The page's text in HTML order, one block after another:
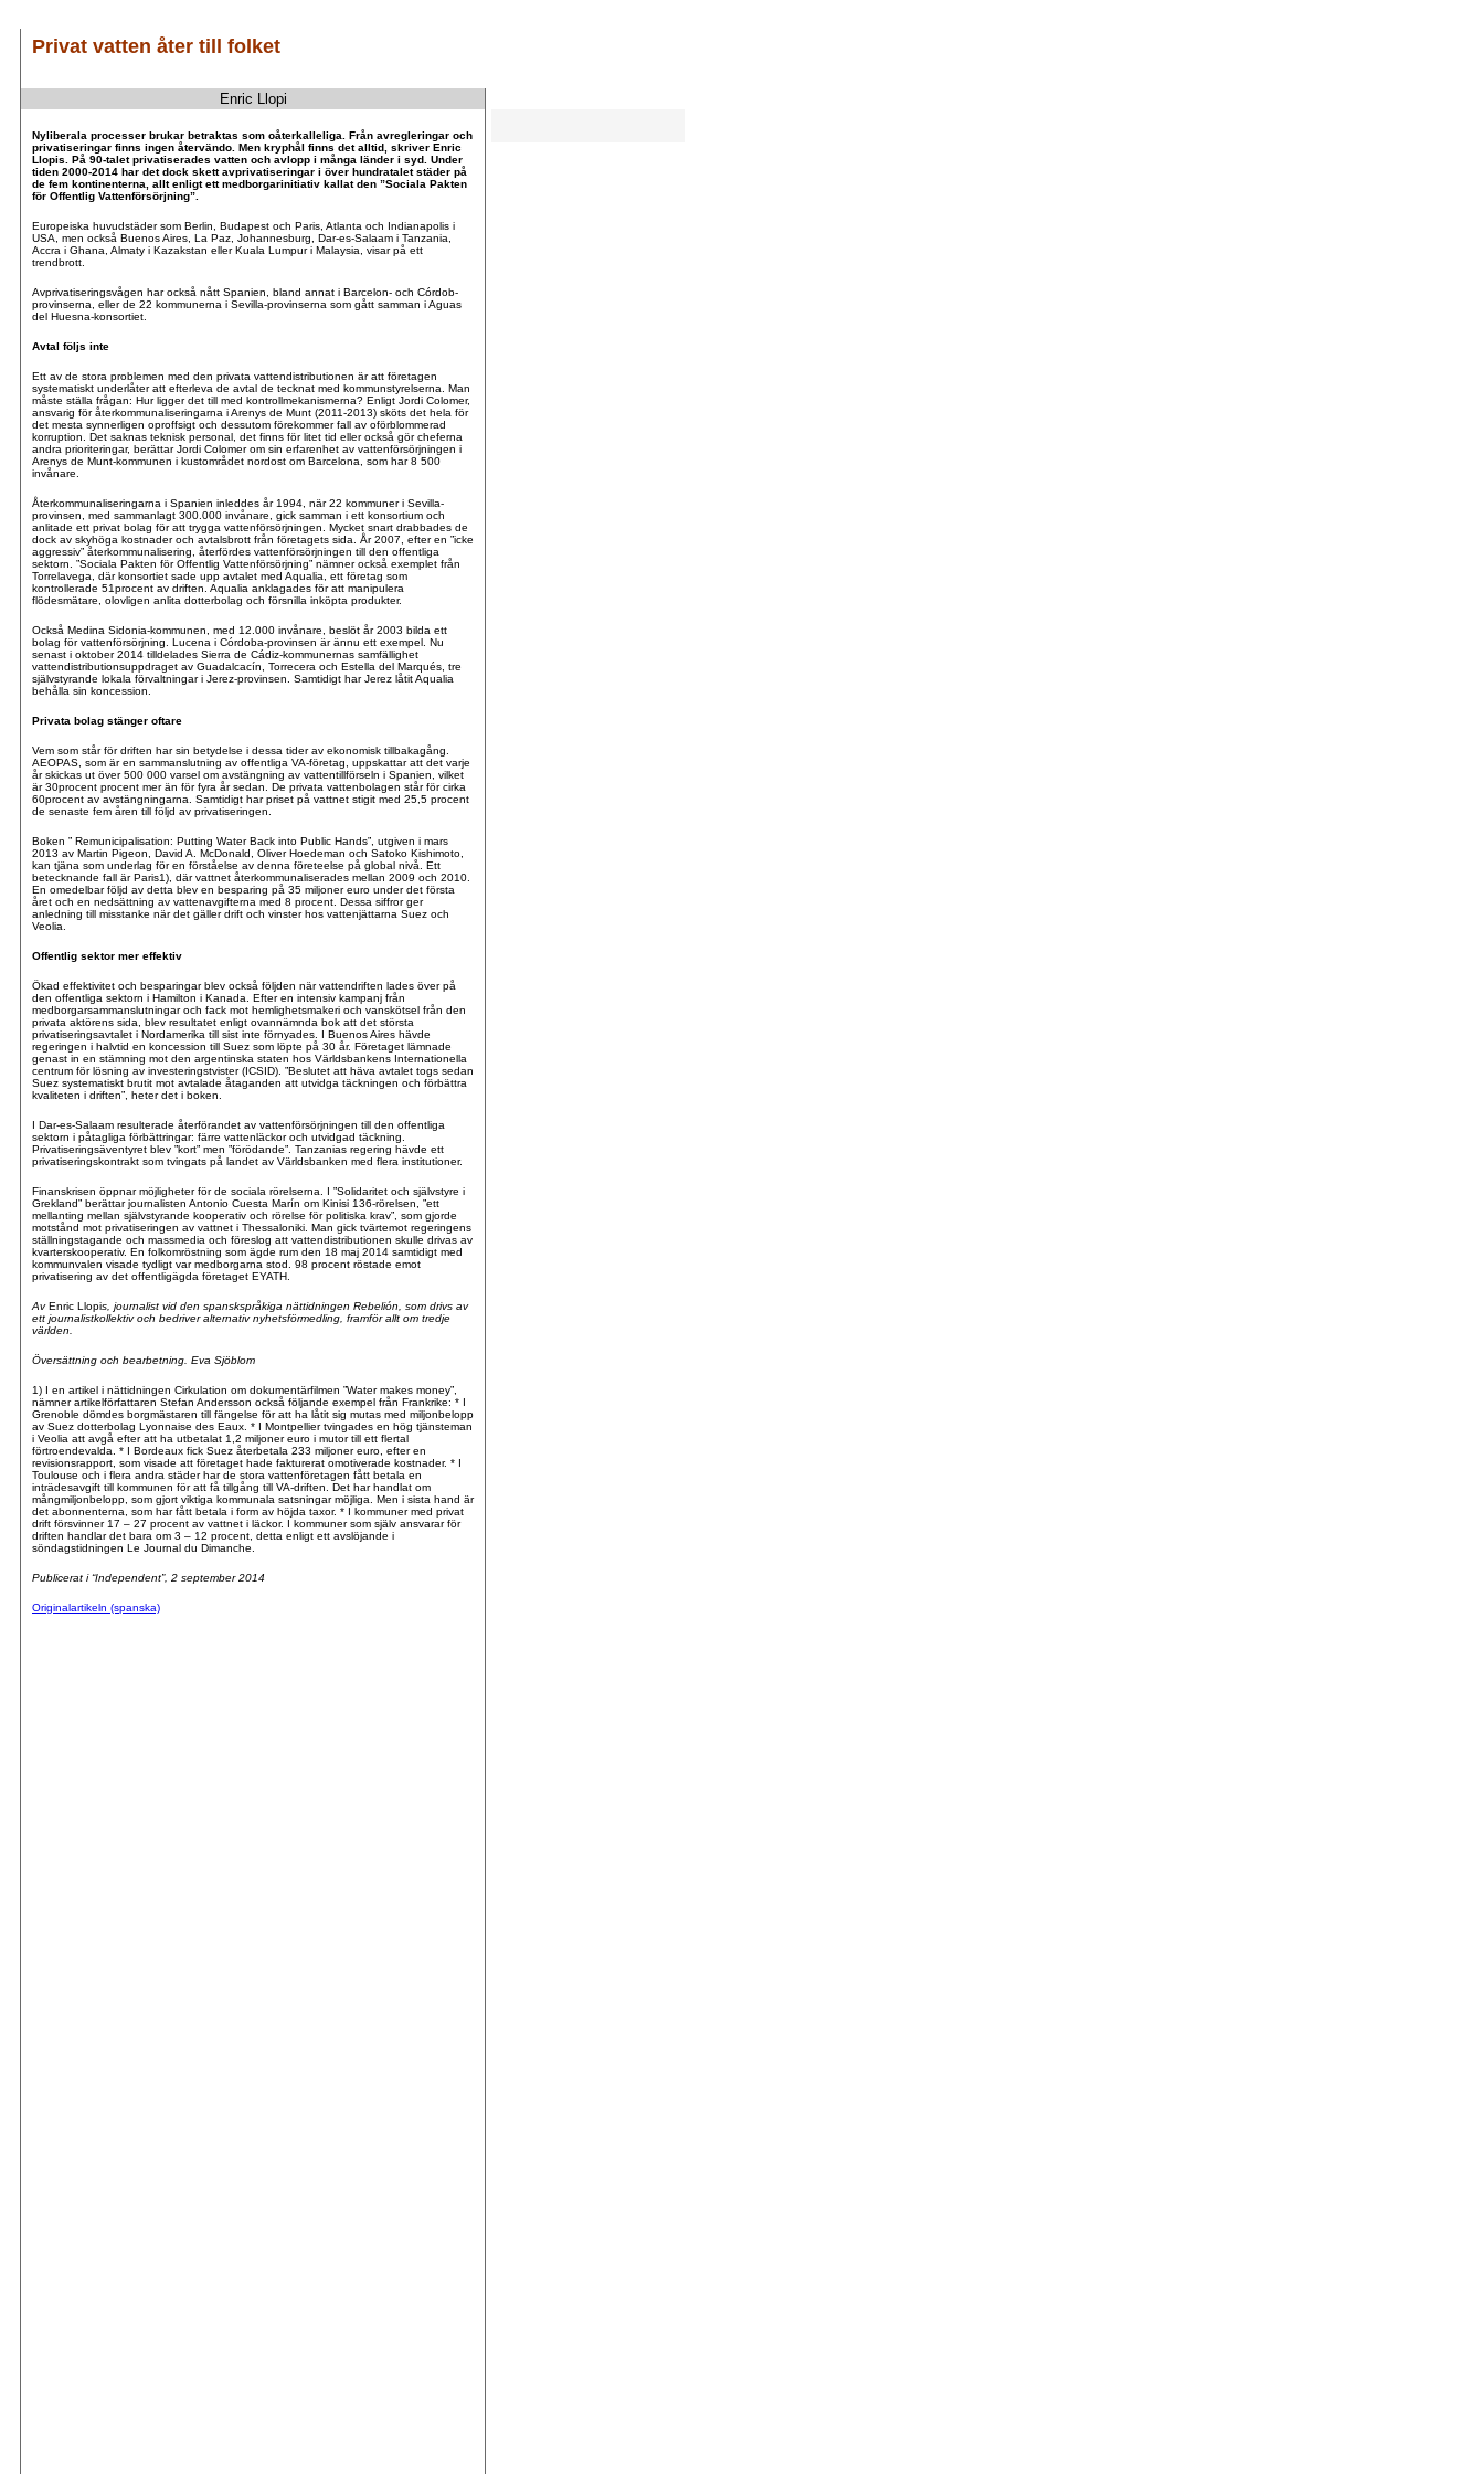
Privat vatten åter till folket
Enric Llopi
Nyliberala processer brukar betraktas som oåterkalleliga. Från avregleringar och
privatiseringar finns ingen återvändo. Men kryphål finns det alltid, skriver Enric
Llopis. På 90-talet privatiserades vatten och avlopp i många länder i syd. Under
tiden 2000-2014 har det dock skett avprivatiseringar i över hundratalet städer på
de fem kontinenterna, allt enligt ett medborgarinitiativ kallat den ”Sociala Pakten
för Offentlig Vattenförsörjning”.
Europeiska huvudstäder som Berlin, Budapest och Paris, Atlanta och Indianapolis i
USA, men också Buenos Aires, La Paz, Johannesburg, Dar-es-Salaam i Tanzania,
Accra i Ghana, Almaty i Kazakstan eller Kuala Lumpur i Malaysia, visar på ett
trendbrott.
Avprivatiseringsvågen har också nått Spanien, bland annat i Barcelon- och Córdob-
provinserna, eller de 22 kommunerna i Sevilla-provinserna som gått samman i Aguas
del Huesna-konsortiet.
Avtal följs inte
Ett av de stora problemen med den privata vattendistributionen är att företagen
systematiskt underlåter att efterleva de avtal de tecknat med kommunstyrelserna. Man
måste ställa frågan: Hur ligger det till med kontrollmekanismerna? Enligt Jordi Colomer,
ansvarig för återkommunaliseringarna i Arenys de Munt (2011-2013) sköts det hela för
det mesta synnerligen oproffsigt och dessutom förekommer fall av oförblommerad
korruption. Det saknas teknisk personal, det finns för litet tid eller också gör cheferna
andra prioriteringar, berättar Jordi Colomer om sin erfarenhet av vattenförsörjningen i
Arenys de Munt-kommunen i kustområdet nordost om Barcelona, som har 8 500
invånare.
Återkommunaliseringarna i Spanien inleddes år 1994, när 22 kommuner i Sevilla-
provinsen, med sammanlagt 300.000 invånare, gick samman i ett konsortium och
anlitade ett privat bolag för att trygga vattenförsörjningen. Mycket snart drabbades de
dock av skyhöga kostnader och avtalsbrott från företagets sida. År 2007, efter en ”icke
aggressiv” återkommunalisering, återfördes vattenförsörjningen till den offentliga
sektorn. ”Sociala Pakten för Offentlig Vattenförsörjning” nämner också exemplet från
Torrelavega, där konsortiet sade upp avtalet med Aqualia, ett företag som
kontrollerade 51procent av driften. Aqualia anklagades för att manipulera
flödesmätare, olovligen anlita dotterbolag och försnilla inköpta produkter.
Också Medina Sidonia-kommunen, med 12.000 invånare, beslöt år 2003 bilda ett
bolag för vattenförsörjning. Lucena i Córdoba-provinsen är ännu ett exempel. Nu
senast i oktober 2014 tilldelades Sierra de Cádiz-kommunernas samfällighet
vattendistributionsuppdraget av Guadalcacín, Torrecera och Estella del Marqués, tre
självstyrande lokala förvaltningar i Jerez-provinsen. Samtidigt har Jerez låtit Aqualia
behålla sin koncession.
Privata bolag stänger oftare
Vem som står för driften har sin betydelse i dessa tider av ekonomisk tillbakagång.
AEOPAS, som är en sammanslutning av offentliga VA-företag, uppskattar att det varje
år skickas ut över 500 000 varsel om avstängning av vattentillförseln i Spanien, vilket
är 30procent procent mer än för fyra år sedan. De privata vattenbolagen står för cirka
60procent av avstängningarna. Samtidigt har priset på vattnet stigit med 25,5 procent
de senaste fem åren till följd av privatiseringen.
Boken ” Remunicipalisation: Putting Water Back into Public Hands”, utgiven i mars
2013 av Martin Pigeon, David A. McDonald, Oliver Hoedeman och Satoko Kishimoto,
kan tjäna som underlag för en förståelse av denna företeelse på global nivå. Ett
betecknande fall är Paris1), där vattnet återkommunaliserades mellan 2009 och 2010.
En omedelbar följd av detta blev en besparing på 35 miljoner euro under det första
året och en nedsättning av vattenavgifterna med 8 procent. Dessa siffror ger
anledning till misstanke när det gäller drift och vinster hos vattenjättarna Suez och
Veolia.
Offentlig sektor mer effektiv
Ökad effektivitet och besparingar blev också följden när vattendriften lades över på
den offentliga sektorn i Hamilton i Kanada. Efter en intensiv kampanj från
medborgarsammanslutningar och fack mot hemlighetsmakeri och vanskötsel från den
privata aktörens sida, blev resultatet enligt ovannämnda bok att det största
privatiseringsavtalet i Nordamerika till sist inte förnyades. I Buenos Aires hävde
regeringen i halvtid en koncession till Suez som löpte på 30 år. Företaget lämnade
genast in en stämning mot den argentinska staten hos Världsbankens Internationella
centrum för lösning av investeringstvister (ICSID). ”Beslutet att häva avtalet togs sedan
Suez systematiskt brutit mot avtalade åtaganden att utvidga täckningen och förbättra
kvaliteten i driften”, heter det i boken.
I Dar-es-Salaam resulterade återförandet av vattenförsörjningen till den offentliga
sektorn i påtagliga förbättringar: färre vattenläckor och utvidgad täckning.
Privatiseringsäventyret blev ”kort” men ”förödande”. Tanzanias regering hävde ett
privatiseringskontrakt som tvingats på landet av Världsbanken med flera institutioner.
Finanskrisen öppnar möjligheter för de sociala rörelserna. I ”Solidaritet och självstyre i
Grekland” berättar journalisten Antonio Cuesta Marín om Kinisi 136-rörelsen, ”ett
mellanting mellan självstyrande kooperativ och rörelse för politiska krav”, som gjorde
motstånd mot privatiseringen av vattnet i Thessaloniki. Man gick tvärtemot regeringens
ställningstagande och massmedia och föreslog att vattendistributionen skulle drivas av
kvarterskooperativ. En folkomröstning som ägde rum den 18 maj 2014 samtidigt med
kommunvalen visade tydligt var medborgarna stod. 98 procent röstade emot
privatisering av det offentligägda företaget EYATH.
AvEnric Llopis , journalist vid den spanskspråkiga nättidningen Rebelión, som drivs av
ett journalistkollektiv och bedriver alternativ nyhetsförmedling, framför allt om tredje
världen.
Översättning och bearbetning. Eva Sjöblom
1) I en artikel i nättidningen Cirkulation om dokumentärfilmen ”Water makes money”,
nämner artikelförfattaren Stefan Andersson också följande exempel från Frankrike: * I
Grenoble dömdes borgmästaren till fängelse för att ha låtit sig mutas med miljonbelopp
av Suez dotterbolag Lyonnaise des Eaux. * I Montpellier tvingades en hög tjänsteman
i Veolia att avgå efter att ha utbetalat 1,2 miljoner euro i mutor till ett flertal
förtroendevalda. * I Bordeaux fick Suez återbetala 233 miljoner euro, efter en
revisionsrapport, som visade att företaget hade fakturerat omotiverade kostnader. * I
Toulouse och i flera andra städer har de stora vattenföretagen fått betala en
inträdesavgift till kommunen för att få tillgång till VA-driften. Det har handlat om
mångmiljonbelopp, som gjort viktiga kommunala satsningar möjliga. Men i sista hand är
det abonnenterna, som har fått betala i form av höjda taxor. * I kommuner med privat
drift försvinner 17 – 27 procent av vattnet i läckor. I kommuner som själv ansvarar för
driften handlar det bara om 3 – 12 procent, detta enligt ett avslöjande i
söndagstidningen Le Journal du Dimanche.
Publicerat i “Independent”, 2 september 2014
Originalartikeln (spanska)